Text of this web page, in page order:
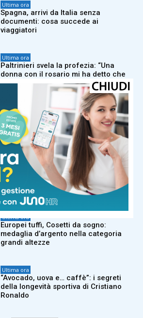
Ultima ora
Spagna, arrivi da Italia senza
documenti: cosa succede ai
viaggiatori
Ultima ora
Paltrinieri svela la profezia: “Una
donna con il rosario mi ha detto che
avrei vinto due medaglie agli Europei”
Ultima ora
Juve-Inter, tifosi bianconeri contro Di
Gregorio: “È un disastro, serve un
nuovo portiere”
Ultima ora
Milano, agenti polizia locale:
commissaria ai domiciliari, restano in
carcere gli altri 4
Ultima ora
Europei tuffi, Cosetti da sogno:
medaglia d’argento nella categoria
grandi altezze
Ultima ora
“Avocado, uova e… caffè”: i segreti
della longevità sportiva di Cristiano
Ronaldo